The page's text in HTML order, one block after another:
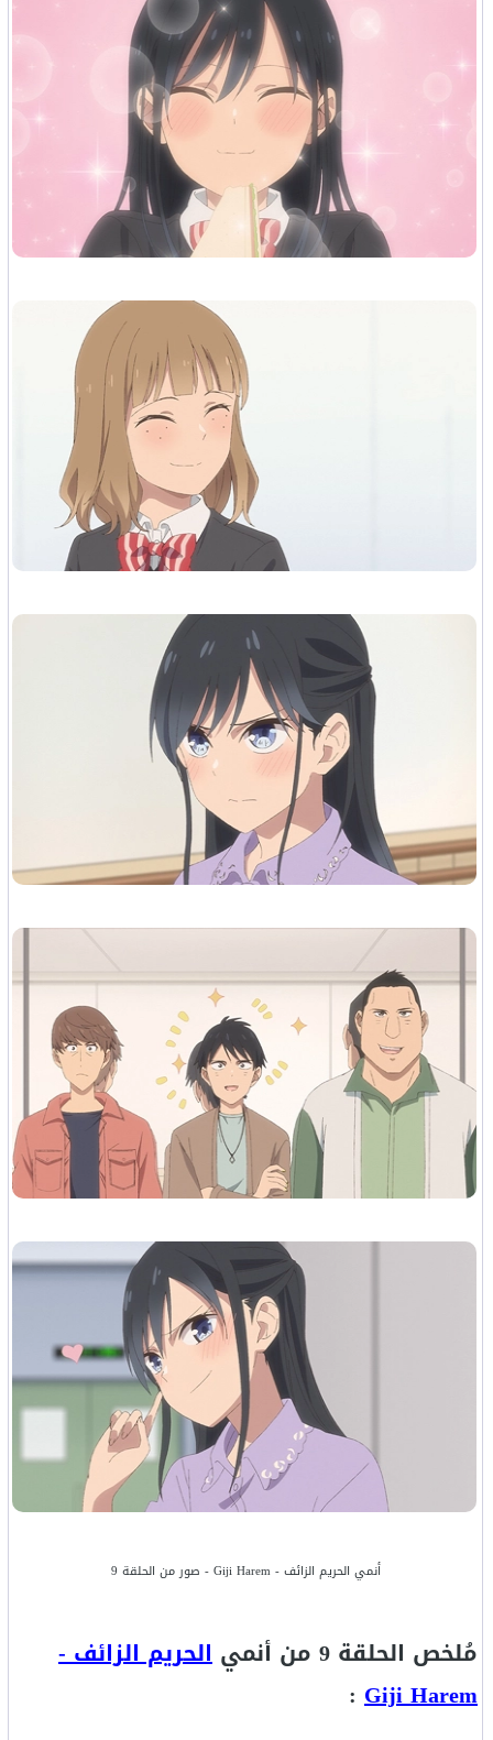
أنمي الحريم الزائف - Giji Harem - صور من الحلقة 9
مُلخص الحلقة 9 من أنمي
الحريم الزائف -
Giji Harem
: